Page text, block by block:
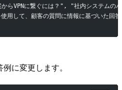
らVPNに繋ぐには？", "社内システムの
用して、顧客の質問に情報に基づいた回
に変更します。